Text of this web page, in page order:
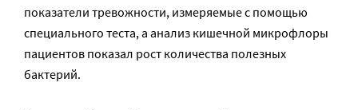
показатели тревожности, измеряемые с помощью
специального теста, а анализ кишечной микрофлоры
пациентов показал рост количества полезных
бактерий.